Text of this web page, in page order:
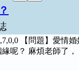
【問題】愛情
緣呢？ 麻煩老師了